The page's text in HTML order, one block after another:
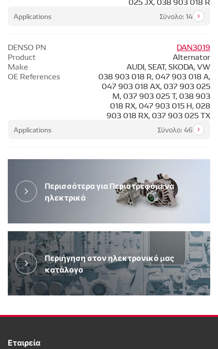
Applications Σύνολο: 14
DENSO PN
DAN3019
Product
Alternator
Make
AUDI, SEAT, SKODA, VW
Applications Σύνολο: 46
OE References
038 903 018 R, 047 903 018 A,
047 903 018 AX, 037 903 025
M, 037 903 025 T, 038 903
018 RX, 047 903 015 H, 028
903 018 RX, 037 903 025 TX
Περισσότερα για Περιστρεφόμενα
ηλεκτρικά
Περιήγηση στον ηλεκτρονικό μας
κατάλογο
Εταιρεία